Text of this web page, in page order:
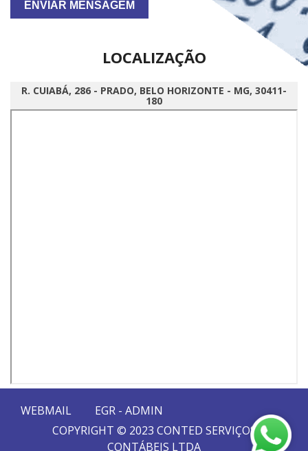
LOCALIZAÇÃO
R. CUIABÁ, 286 - PRADO, BELO HORIZONTE - MG, 30411-
180
WEBMAIL
EGR - ADMIN
COPYRIGHT © 2023 CONTED SERVIÇOS
CONTÁBEIS LTDA